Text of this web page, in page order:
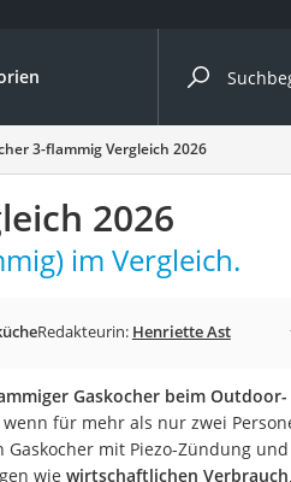
Vergleiche nach Kategorie
cm
3-flammig Vergleich 2026
2026
im Vergleich.
Redakteurin: Henriette Ast
Gaskocher beim Outdoor-
für mehr als nur zwei
mit Piezo-Zündung und
wie wirtschaftlichen Verbrauch,